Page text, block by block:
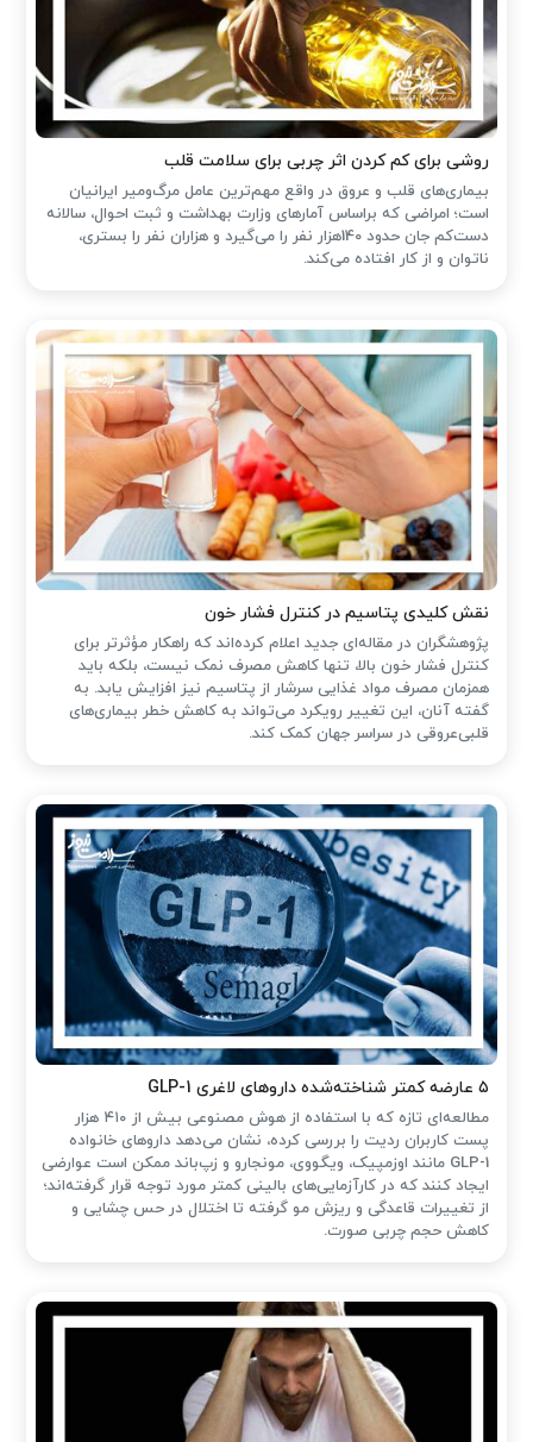
روشی برای کم کردن اثر چربی برای سلامت قلب
بیماری‌های قلب و عروق در واقع مهم‌ترین عامل مرگ‌ومیر ایرانیان
است؛ امراضی که براساس آمارهای وزارت بهداشت و ثبت احوال، سالانه
دست‌کم جان حدود 140هزار نفر را می‌گیرد و هزاران نفر را بستری،
ناتوان و از کار افتاده می‌کند.
نقش کلیدی پتاسیم در کنترل فشار خون
پژوهشگران در مقاله‌ای جدید اعلام کرده‌اند که راهکار مؤثرتر برای
کنترل فشار خون بالا، تنها کاهش مصرف نمک نیست، بلکه باید
همزمان مصرف مواد غذایی سرشار از پتاسیم نیز افزایش یابد. به
گفته آنان، این تغییر رویکرد می‌تواند به کاهش خطر بیماری‌های
قلبی‌عروقی در سراسر جهان کمک کند.
۵ عارضه کمتر شناخته‌شده داروهای لاغری GLP-1
مطالعه‌ای تازه که با استفاده از هوش مصنوعی بیش از ۴۱۰ هزار
پست کاربران ردیت را بررسی کرده، نشان می‌دهد داروهای خانواده
GLP-1 مانند اوزمپیک، ویگووی، مونجارو و زپ‌باند ممکن است عوارضی
ایجاد کنند که در کارآزمایی‌های بالینی کمتر مورد توجه قرار گرفته‌اند؛
از تغییرات قاعدگی و ریزش مو گرفته تا اختلال در حس چشایی و
کاهش حجم چربی صورت.